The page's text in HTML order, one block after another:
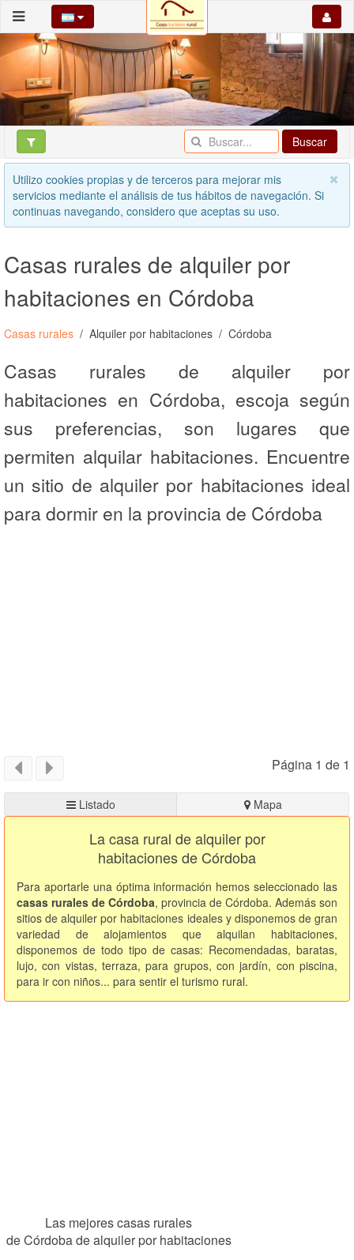
Buscar
Utilizo cookies propias y de terceros para mejorar mis
servicios mediante el análisis de tus hábitos de navegación. Si
continuas navegando, considero que aceptas su uso.
Casas rurales de alquiler por
habitaciones en Córdoba
Casas rurales Alquiler por habitaciones Córdoba
Casas rurales de alquiler por
habitaciones en Córdoba, escoja según
sus preferencias, son lugares que
permiten alquilar habitaciones. Encuentre
un sitio de alquiler por habitaciones ideal
para dormir en la provincia de Córdoba
Página 1 de 1
Listado Mapa
La casa rural de alquiler por
habitaciones de Córdoba
Para aportarle una óptima información hemos seleccionado las
casas rurales de Córdoba, provincia de Córdoba. Además son
sitios de alquiler por habitaciones ideales y disponemos de gran
variedad de alojamientos que alquilan habitaciones,
disponemos de todo tipo de casas: Recomendadas, baratas,
lujo, con vistas, terraza, para grupos, con jardín, con piscina,
para ir con niños... para sentir el turismo rural.
Las mejores casas rurales
de Córdoba de alquiler por habitaciones